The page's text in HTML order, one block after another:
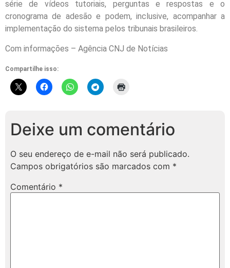
série de vídeos tutoriais, perguntas e respostas e o
cronograma de adesão e podem, inclusive, acompanhar a
implementação do sistema pelos tribunais brasileiros.
Com informações – Agência CNJ de Notícias
Compartilhe isso:
Deixe um comentário
O seu endereço de e-mail não será publicado.
Campos obrigatórios são marcados com *
Comentário *